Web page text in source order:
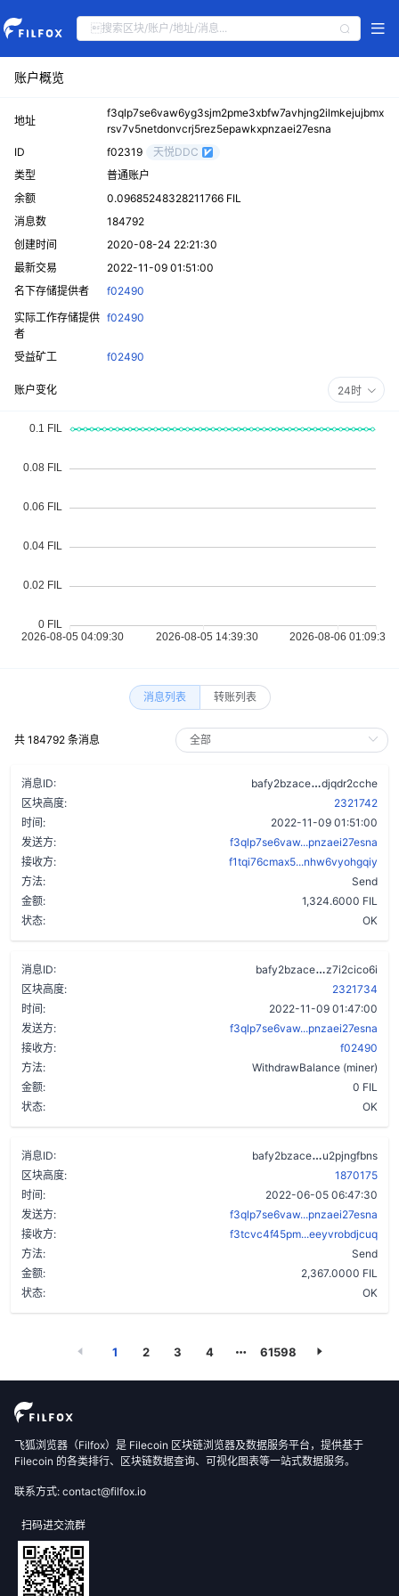
账户概览
地址
f3qlp7se6vaw6yg3sjm2pme3xbfw7avhjng2ilmkejujbmx
rsv7v5netdonvcrj5rez5epawkxpnzaei27esna
ID
f02319
天悦DDC
类型
普通账户
余额
0.09685248328211766 FIL
消息数
184792
创建时间
2020-08-24 22:21:30
最新交易
2022-11-09 01:51:00
名下存储提供者
f02490
实际工作存储提供
者
f02490
受益矿工 f02490
账户变化 24时
消息列表 转账列表
共 184792 条消息
消息ID: bafy2bzace
djqdr2cche
区块高度:
2321742
时间:
2022-11-09 01:51:00
发送方:
f3qlp7se6vaw...pnzaei27esna
接收方:
f1tqi76cmax5...nhw6vyohgqiy
方法:
Send
金额:
1,324.6000 FIL
状态:
OK
消息ID: bafy2bzace
z7i2cico6i
区块高度:
2321734
时间:
2022-11-09 01:47:00
发送方:
f3qlp7se6vaw...pnzaei27esna
接收方:
f02490
方法:
WithdrawBalance (miner)
金额:
0 FIL
状态:
OK
消息ID: bafy2bzace
u2pjngfbns
区块高度:
1870175
时间:
2022-06-05 06:47:30
发送方:
f3qlp7se6vaw...pnzaei27esna
接收方:
f3tcvc4f45pm...eeyvrobdjcuq
方法:
Send
金额:
2,367.0000 FIL
状态:
OK
1 2 3 4 61598
飞狐浏览器（Filfox）是 Filecoin 区块链浏览器及数据服务平台，提供基于
Filecoin 的各类排行、区块链数据查询、可视化图表等一站式数据服务。
联系方式: contact@filfox.io
扫码进交流群